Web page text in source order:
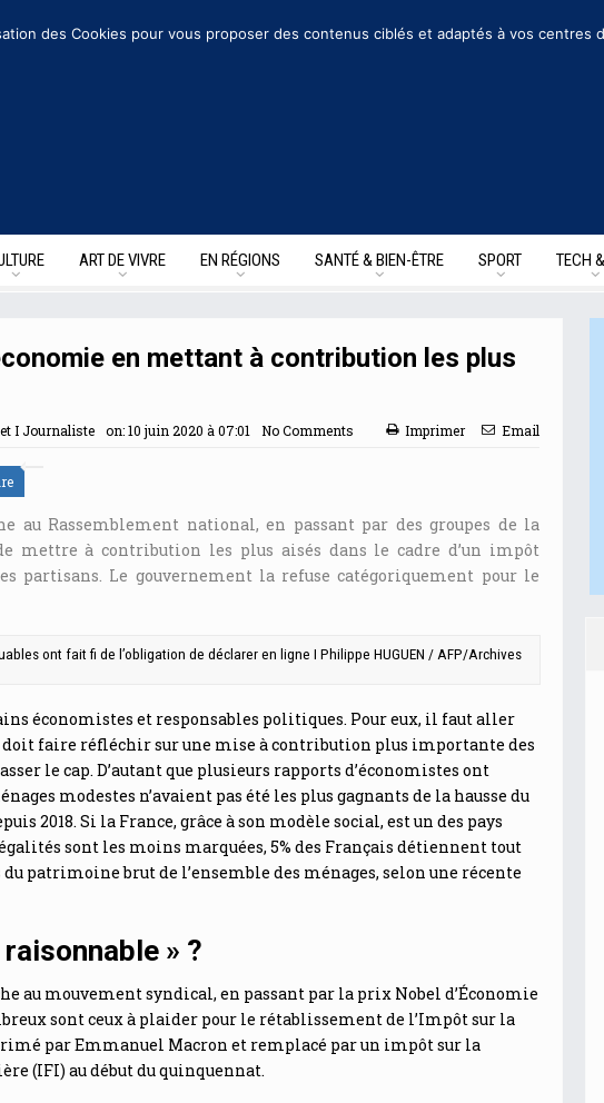
ART DE VIVRE EN RÉGIONS SANTÉ & BIEN-ÊTRE SPORT TECH
en mettant à contribution les plus
I Journaliste on:10 juin 2020 à 07:01 No Comments Imprimer Email
au Rassemblement national, en passant par des groupes de la
mettre à contribution les plus aisés dans le cadre d’un impôt
partisans. Le gouvernement la refuse catégoriquement pour le
ont fait fi de l’obligation de déclarer en ligne I Philippe HUGUEN / AFP/Archives
économistes et responsables politiques. Pour eux, il faut aller
doit faire réfléchir sur une mise à contribution plus importante des
le cap. D’autant que plusieurs rapports d’économistes ont
modestes n’avaient pas été les plus gagnants de la hausse du
2018. Si la France, grâce à son modèle social, est un des pays
sont les moins marquées, 5% des Français détiennent tout
patrimoine brut de l’ensemble des ménages, selon une récente
» ?
au mouvement syndical, en passant par la prix Nobel d’Économie
sont ceux à plaider pour le rétablissement de l’Impôt sur la
par Emmanuel Macron et remplacé par un impôt sur la
(IFI) au début du quinquennat.
des Cookies pour vous proposer des contenus ciblés et adaptés à vos centres